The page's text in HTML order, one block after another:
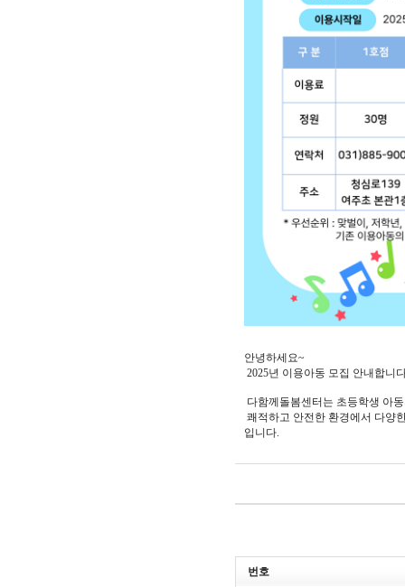
안녕하세요~
2025년 이용아동 모집 안내합니
다함께돌봄센터는 초등학생 아
쾌적하고 안전한 환경에서 다양
입니다.
번호